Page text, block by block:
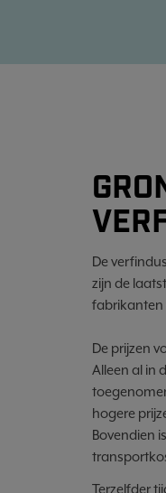
De
zijn de
fabrikanten
De prijzen
Alleen al in
hogere
Bovendien
Terzelfder